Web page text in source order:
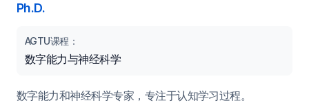
Ph.D.
AGTU课程：
数字能力与神经科学
数字能力和神经科学专家，专注于认知学习过程。